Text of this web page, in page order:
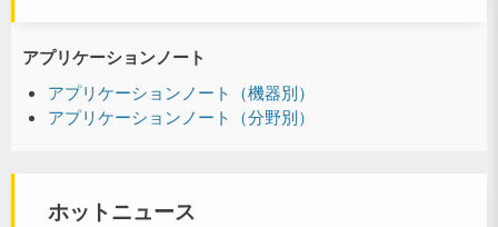
アプリケーションノート
アプリケーションノート（機器別）
アプリケーションノート（分野別）
ホットニュース